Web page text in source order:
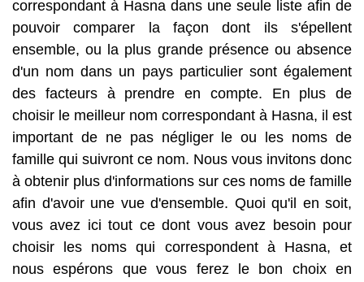
correspondant à Hasna dans une seule liste afin de
pouvoir comparer la façon dont ils s'épellent
ensemble, ou la plus grande présence ou absence
d'un nom dans un pays particulier sont également
des facteurs à prendre en compte. En plus de
choisir le meilleur nom correspondant à Hasna, il est
important de ne pas négliger le ou les noms de
famille qui suivront ce nom. Nous vous invitons donc
à obtenir plus d'informations sur ces noms de famille
afin d'avoir une vue d'ensemble. Quoi qu'il en soit,
vous avez ici tout ce dont vous avez besoin pour
choisir les noms qui correspondent à Hasna, et
nous espérons que vous ferez le bon choix en